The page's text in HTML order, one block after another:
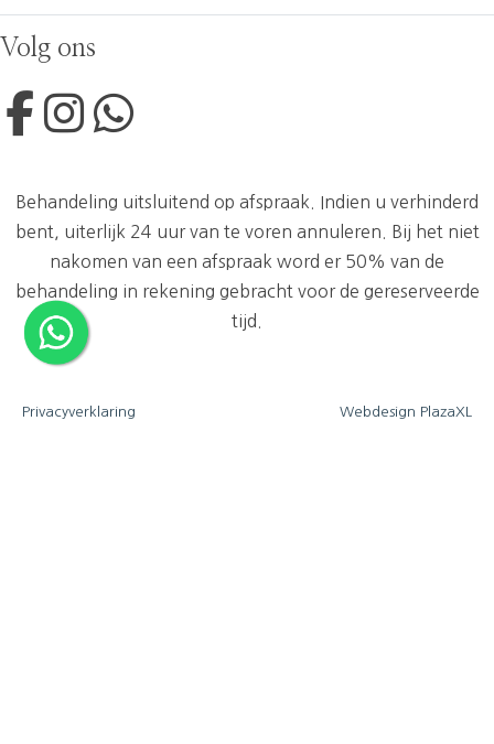
Volg ons
Behandeling uitsluitend op afspraak. Indien u verhinderd
bent, uiterlijk 24 uur van te voren annuleren. Bij het niet
nakomen van een afspraak word er 50% van de
behandeling in rekening gebracht voor de gereserveerde
tijd.
Privacyverklaring Webdesign PlazaXL